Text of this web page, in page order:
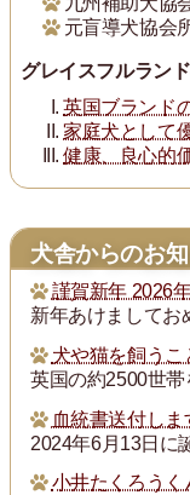
元盲導犬協会
グレイスフルラン
英国ブランド
家庭犬として
健康、良心的
犬舎からのお
謹賀新年 2026
新年あけましておめでとうございます。今年もます
犬や猫を飼うこ
英国の約2500世帯を対象とした調査で、犬や猫を飼うこ
血統書送付しま
2024年6月13日に誕生した母犬リリ
小井たくろうく